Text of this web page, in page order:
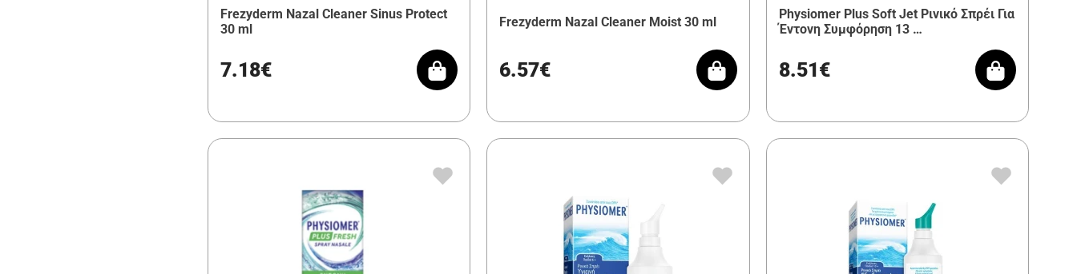
Frezyderm Nazal Cleaner Sinus Protect
30 ml
7.18€
Frezyderm Nazal Cleaner Moist 30 ml
6.57€
Physiomer Plus Soft Jet Ρινικό Σπρέι Για
Έντονη Συμφόρηση 13 …
8.51€